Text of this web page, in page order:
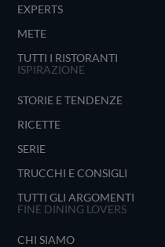
EXPERTS
METE
TUTTI I RISTORANTI
ISPIRAZIONE
STORIE E TENDENZE
RICETTE
SERIE
TRUCCHI E CONSIGLI
TUTTI GLI ARGOMENTI
FINE DINING LOVERS
CHI SIAMO